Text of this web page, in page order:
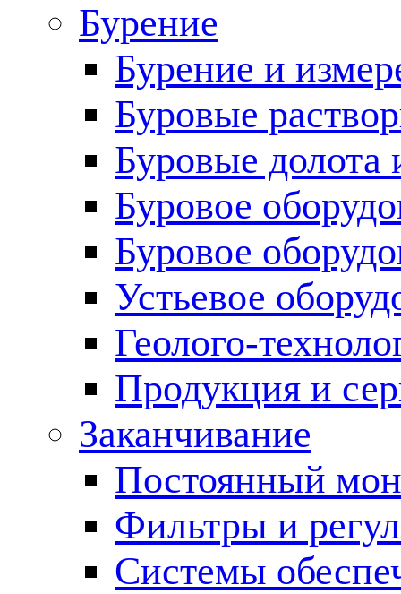
Бурение
Бурение и
Буровые
Буровые долота
Буровое
Буровое
Устьевое
Геолого-
Продукция и
Заканчивание
Постоянный
Фильтры и
Cистемы